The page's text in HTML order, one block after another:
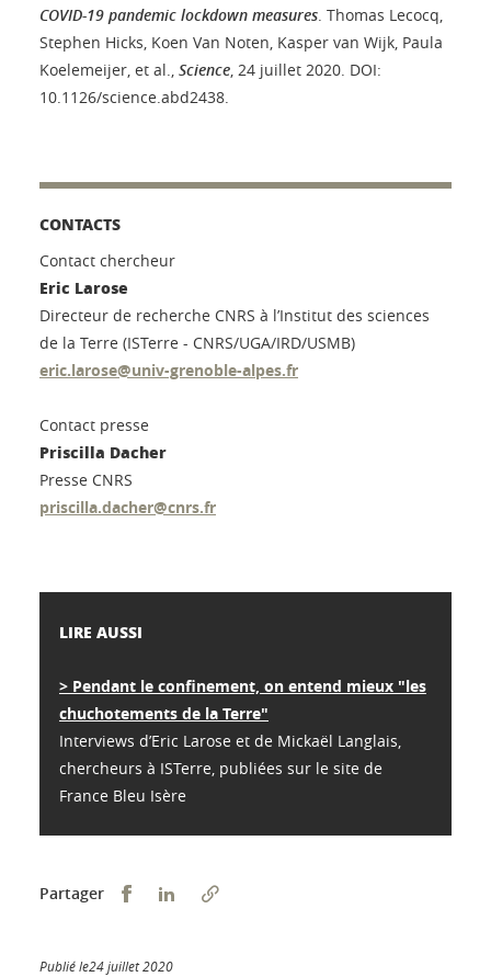
COVID-19 pandemic lockdown measures. Thomas Lecocq,
Stephen Hicks, Koen Van Noten, Kasper van Wijk, Paula
Koelemeijer, et al., Science, 24 juillet 2020. DOI:
10.1126/science.abd2438.
CONTACTS
Contact chercheur
Eric Larose
Directeur de recherche CNRS à l’Institut des sciences
de la Terre (ISTerre - CNRS/UGA/IRD/USMB)
eric.larose@univ-grenoble-alpes.fr
Contact presse
Priscilla Dacher
Presse CNRS
priscilla.dacher@cnrs.fr
LIRE AUSSI
> Pendant le confinement, on entend mieux "les
chuchotements de la Terre"
Interviews d’Eric Larose et de Mickaël Langlais,
chercheurs à ISTerre, publiées sur le site de
France Bleu Isère
Partager Partager sur Facebook
Partager sur LinkedIn
Publié le24 juillet 2020